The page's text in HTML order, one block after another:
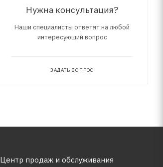
Нужна консультация?
Наши специалисты ответят на любой
интересующий вопрос
ЗАДАТЬ ВОПРОС
Центр продаж и обслуживания